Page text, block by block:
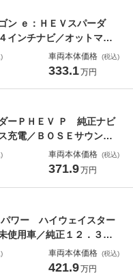
／ＥＴＣ
ン ｅ：ＨＥＶスパーダ
インチナビ／オットマン
Ｖ／全方位カメラ／シー
インカー／シートヒータ
ライブレコーダー
車両本体価格 (税込)
333.1万円
ーＰＨＥＶ Ｐ 純正ナビ
充電／ＢＯＳＥサウンド
ロントリフレッシュ機能
ャルウインカー／ヘッド
ラ／ＵＳＢ
車両本体価格 (税込)
371.9万円
ワー ハイウェイスター
使用車／純正１２．３イ
リップダウンモニター／
／ブラインドスポットモ
車両本体価格 (税込)
421.9万円